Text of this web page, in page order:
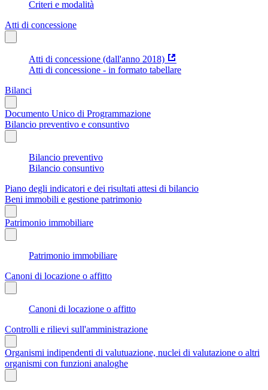
Criteri e modalità
Atti di concessione
Atti di concessione (dall'anno 2018)
Atti di concessione - in formato tabellare
Bilanci
Documento Unico di Programmazione
Bilancio preventivo e consuntivo
Bilancio preventivo
Bilancio consuntivo
Piano degli indicatori e dei risultati attesi di bilancio
Beni immobili e gestione patrimonio
Patrimonio immobiliare
Patrimonio immobiliare
Canoni di locazione o affitto
Canoni di locazione o affitto
Controlli e rilievi sull'amministrazione
Organismi indipendenti di valutuazione, nuclei di valutazione o altri
organismi con funzioni analoghe